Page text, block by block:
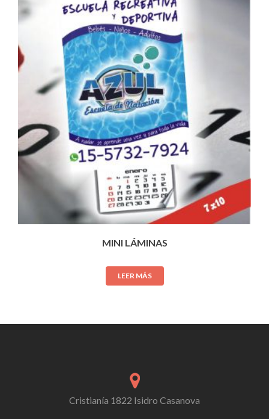
MINI LÁMINAS
LEER MÁS
Cristianía 1822 Isidro Casanova